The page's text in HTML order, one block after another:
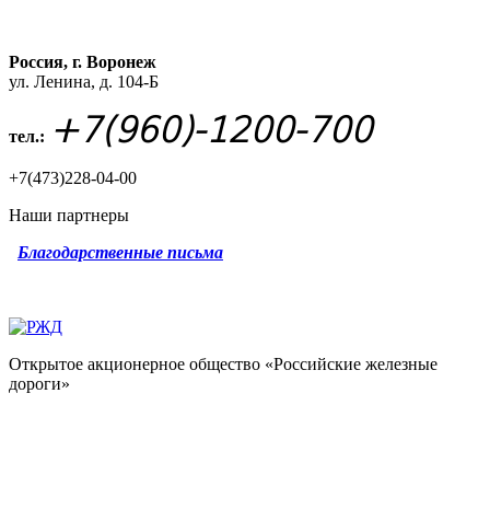
Россия, г. Воронеж
ул. Ленина, д. 104-Б
тел.: +7(960)-1200-700
+7(473)228-04-00
Наши партнеры
Благодарственные письма
Открытое акционерное общество «Российские железные
дороги»